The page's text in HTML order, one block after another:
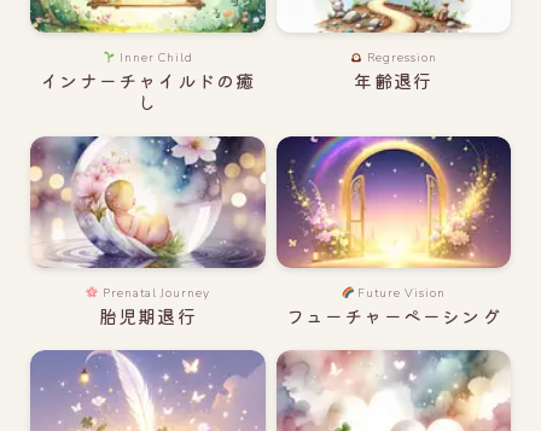
Inner Child
インナーチャイルドの癒
し
Regression
年齢退行
Prenatal Journey
胎児期退行
Future Vision
フューチャーペーシング